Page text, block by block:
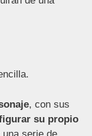
, con sus
su propio